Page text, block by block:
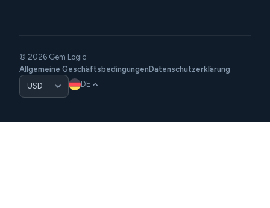
© 2026 Gem Logic
Allgemeine Geschäftsbedingungen Datenschutzerklärung
DE